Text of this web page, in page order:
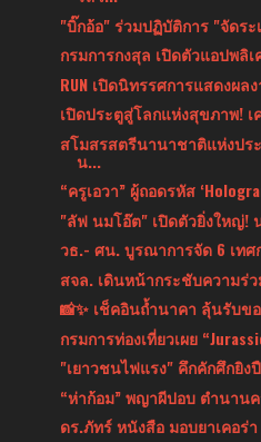
"บิ๊กอ้อ" ร่วมปฏิบัติการ "จัดร
กรมการกงสุล เปิดตัวแอปพลิ
RUN เปิดนิทรรศการแสดงผ
เปิดประตูสู่โลกแห่งสุขภาพ! เ
สโมสรสตรีนานาชาติแห่งปร
น...
“ครูเอวา” ผู้ถอดรหัส
"ลัฟ นมโอ๊ต" เปิดตัวยิ่งใหญ่!
วธ.- ศน. บูรณาการจัด 6 เท
สจล. เดินหน้ากระชับความร่
📸✨ เช็คอินถ้ำนาคา ลุ้นรับข
กรมการท่องเที่ยวเผย
"เยาวชนไฟแรง" คึกคักศึกยิ
“ห่าก้อม” พญาผีปอบ ตำนา
ดร.ภัทร์ หนังสือ มอบยาเคอร่